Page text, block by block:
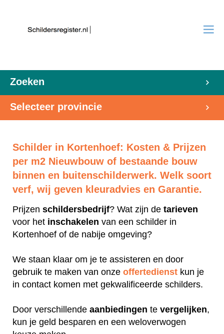
Zoeken
Selecteer provincie
Schilder in Kortenhoef: Kosten & Prijzen
per m2 Nieuwbouw of bestaande bouw
binnen en buitenschilderwerk. Welk soort
verf, wij geven kleuradvies en Garantie.
Prijzen schildersbedrijf? Wat zijn de tarieven
voor het inschakelen van een schilder in
Kortenhoef of de nabije omgeving?
We staan klaar om je te assisteren en door
gebruik te maken van onze offertedienst kun je
in contact komen met gekwalificeerde schilders.
Door verschillende aanbiedingen te vergelijken,
kun je geld besparen en een weloverwogen